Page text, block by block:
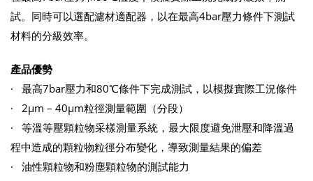
試。同時可以選配濾材適配器，以在最高4bar壓力條件下測試
材料的分級效率。
產品優勢
· 最高7bar壓力和80℃條件下完成測試，以模擬實際工況條件
· 2μm – 40μm粒徑測量範圍（分段）
· 等溫等壓顆粒物采樣測量系統，最大限度避免泄壓和降溫過
程中造成的顆粒物粒徑分布變化，導致測量結果的偏差
· 油性顆粒物和粉塵顆粒物的測試能力